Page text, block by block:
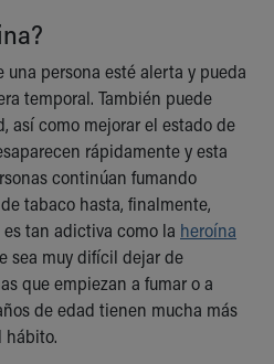
persona esté alerta y pueda
temporal. También puede
así como mejorar el estado de
rápidamente y esta
continúan fumando
tabaco hasta, finalmente,
tan adictiva como la heroína
sea muy difícil dejar de
que empiezan a fumar o a
de edad tienen mucha más
hábito.